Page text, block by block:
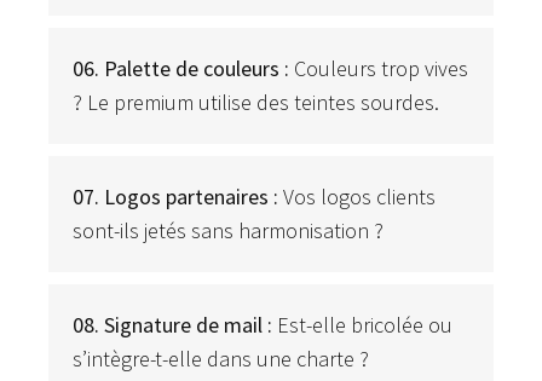
06. Palette de couleurs : Couleurs trop vives
? Le premium utilise des teintes sourdes.
07. Logos partenaires : Vos logos clients
sont-ils jetés sans harmonisation ?
08. Signature de mail : Est-elle bricolée ou
s’intègre-t-elle dans une charte ?